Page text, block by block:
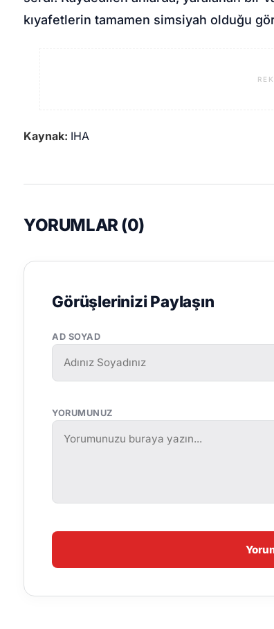
kıyafetlerin tamamen simsiyah olduğu
Kaynak: IHA
YORUMLAR (0)
Görüşlerinizi Paylaşın
AD SOYAD
YORUMUNUZ